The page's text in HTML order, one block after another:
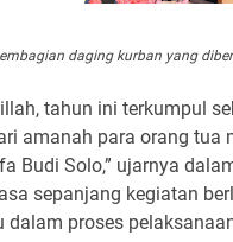
daging kurban yang
tahun ini terkumpul
amanah para orang tua
Budi Solo,” ujarnya
sepanjang kegiatan
dalam proses